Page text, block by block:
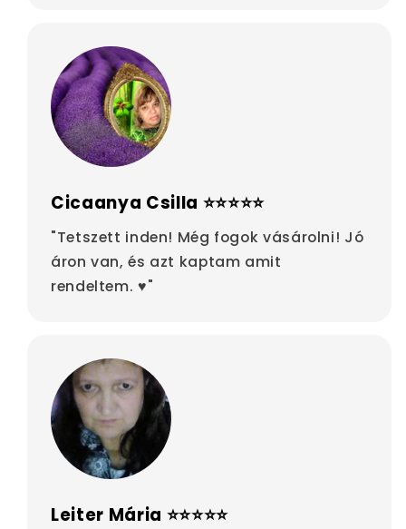
Cicaanya Csilla ⭐⭐⭐⭐⭐
"Tetszett inden! Még fogok vásárolni! Jó
áron van, és azt kaptam amit
rendeltem. ♥"
Leiter Mária ⭐⭐⭐⭐⭐